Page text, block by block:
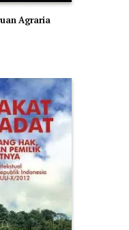
Agraria